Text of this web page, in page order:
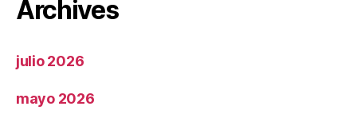
Archives
julio 2026
mayo 2026